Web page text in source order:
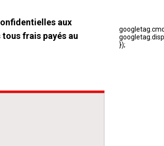
aux
frais payés au